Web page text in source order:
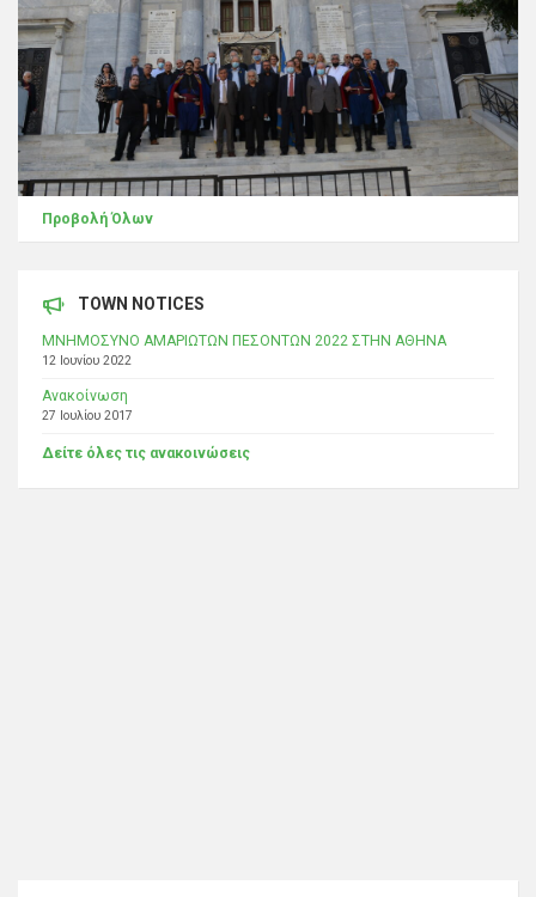
Προβολή Όλων
TOWN NOTICES
ΜΝΗΜΟΣΥΝΟ ΑΜΑΡΙΩΤΩΝ ΠΕΣΟΝΤΩΝ 2022 ΣΤΗΝ ΑΘΗΝΑ
12 Ιουνίου 2022
Ανακοίνωση
27 Ιουλίου 2017
Δείτε όλες τις ανακοινώσεις